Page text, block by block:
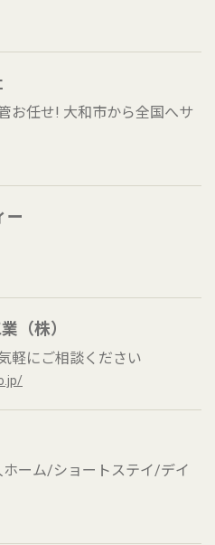
お任せ! 大和市から全国へサ
ー
（株）
軽にご相談ください
ーム/ショートステイ/デイ